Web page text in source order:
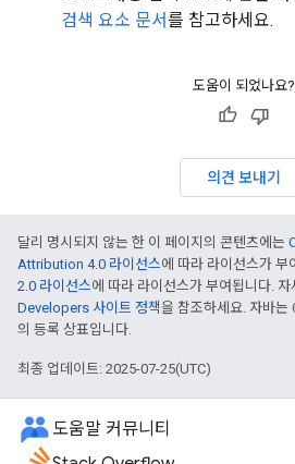
검색 요소 문서를 참고하세요.
도움이 되었나요?
의견 보내기
달리 명시되지 않는 한 이 페이지의 콘텐츠에는
Attribution 4.0 라이선스에 따라 라이선스가 부
2.0 라이선스에 따라 라이선스가 부여됩니다. 자
Developers 사이트 정책을 참조하세요. 자바
의 등록 상표입니다.
최종 업데이트: 2025-07-25(UTC)
도움말 커뮤니티